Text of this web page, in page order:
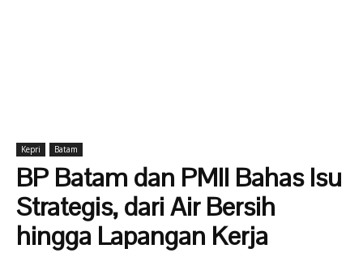
Kepri Batam
BP Batam dan PMII Bahas Isu
Strategis, dari Air Bersih
hingga Lapangan Kerja